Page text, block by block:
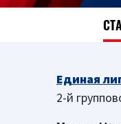
Единая
2-й